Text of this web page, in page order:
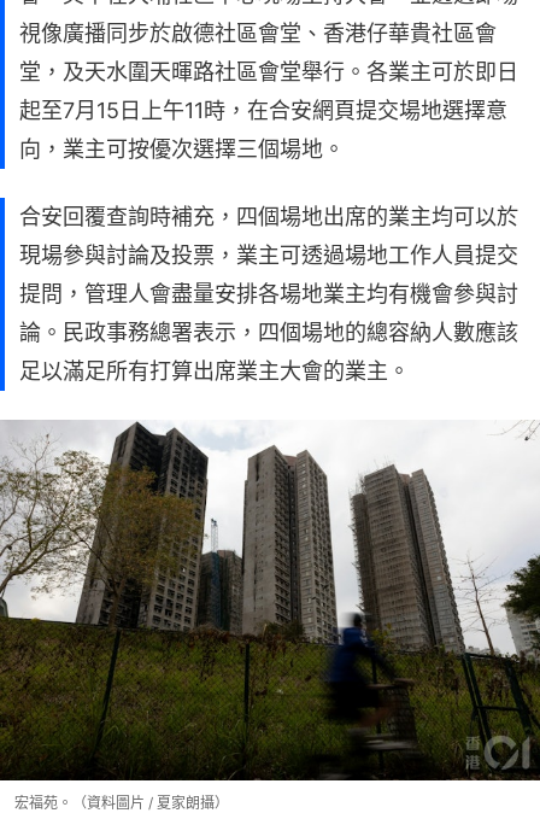
視像廣播同步於啟德社區會堂、香港仔華貴社區會
堂，及天水圍天暉路社區會堂舉行。各業主可於即日
起至7月15日上午11時，在合安網頁提交場地選擇意
向，業主可按優次選擇三個場地。
合安回覆查詢時補充，四個場地出席的業主均可以於
現場參與討論及投票，業主可透過場地工作人員提交
提問，管理人會盡量安排各場地業主均有機會參與討
論。民政事務總署表示，四個場地的總容納人數應該
足以滿足所有打算出席業主大會的業主。
宏福苑。（資料圖片 / 夏家朗攝）